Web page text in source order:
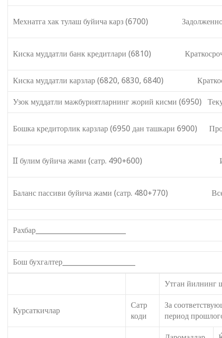
Мехнатга хак тулаш буйича карз (6700)
Киска муддатли банк кредитлари (6810)
Киска муддатли карзлар (6820, 6830, 6840)
Узок муддатли мажбуриятларнинг жорий кисми (6950)
Бошка кредиторлик карзлар (6950 дан ташкари 6900)
II булим буйича жами (сатр. 490+600) Итого
Баланс пассиви буйича жами (сатр. 480+770) Всего
Рахбар__________________________
Бош бухгалтер_____________________
Утган йилнинг
Курсаткичлар
Сатр
коди
За
период